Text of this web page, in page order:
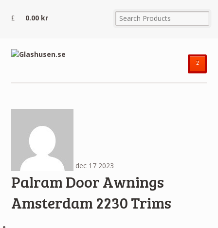
0.00 kr
²
dec 17 2023
Palram Door Awnings
Amsterdam 2230 Trims